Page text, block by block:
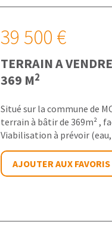
39 500 €
TERRAIN A VENDRE
369 M2
Situé sur la commune de
terrain à bâtir de 369m² ,
Viabilisation à prévoir
AJOUTER AUX FAVORIS